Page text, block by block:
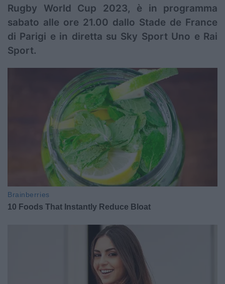
Rugby World Cup 2023, è in programma
sabato alle ore 21.00 dallo Stade de France
di Parigi e in diretta su Sky Sport Uno e Rai
Sport.